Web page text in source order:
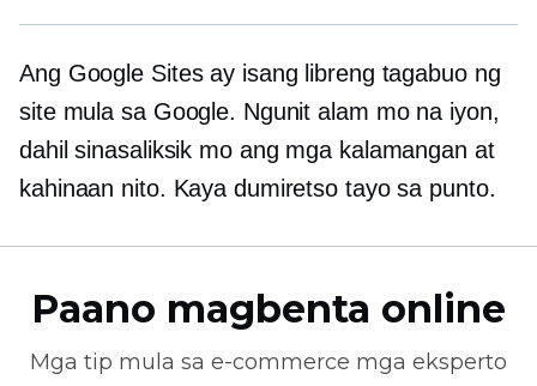
Ang Google Sites ay isang libreng tagabuo ng
site mula sa Google. Ngunit alam mo na iyon,
dahil sinasaliksik mo ang mga kalamangan at
kahinaan nito. Kaya dumiretso tayo sa punto.
Paano magbenta online
Mga tip mula sa e-commerce mga eksperto